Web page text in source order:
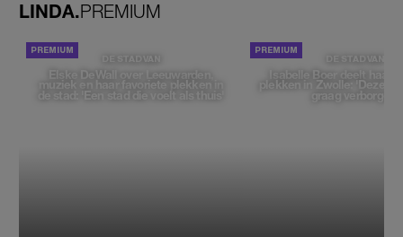
LINDA.PREMIUM
DE STAD VAN
Elske DeWall over Leeuwarden,
muziek en haar favoriete plekken in
de stad: 'Een stad die voelt als thuis'
DE STAD VAN
Isabelle Boer deelt haar
plekken in Zwolle: 'Deze
graag verborgen'